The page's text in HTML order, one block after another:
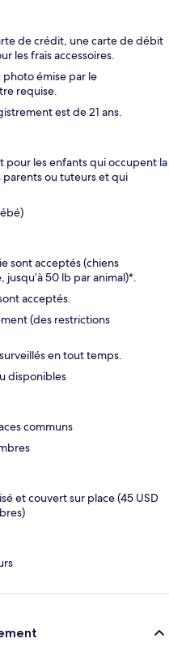
de crédit, une carte de débit
les frais accessoires.
photo émise par le
requise.
est de 21 ans.
pour les enfants qui occupent la
ou tuteurs et qui
sont acceptés (chiens
50 lb par animal)*.
acceptés.
(des restrictions
en tout temps.
disponibles
communs
et couvert sur place (45 USD